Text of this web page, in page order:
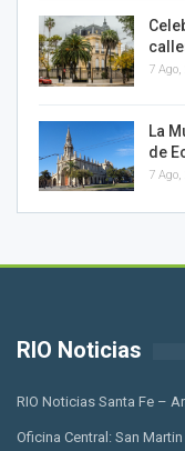
7
La
de
7
RIO Noticias
RIO Noticias Santa Fe –
Oficina Central: San